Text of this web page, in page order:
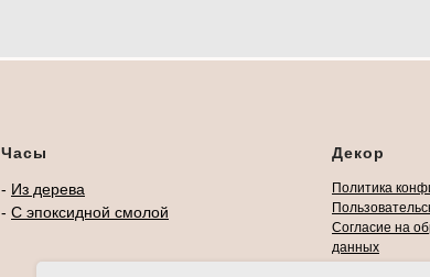
Часы
- Из дерева
- С эпоксидной смолой
Декор
Политика
Согласие на
данных